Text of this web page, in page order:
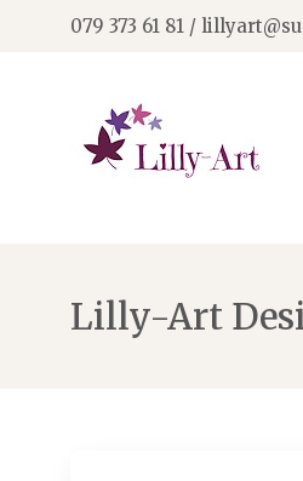
079 373 61 81 /
Lilly-Art